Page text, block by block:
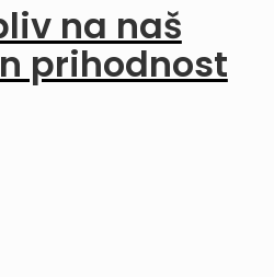
na naš
prihodnost